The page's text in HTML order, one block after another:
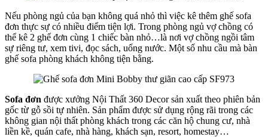
Nếu phòng ngủ của bạn không quá nhỏ thì việc kê thêm ghế sofa
đơn thực sự có nhiều điểm tiện lợi. Trong phòng ngủ vợ chồng có
thể kê 2 ghế đơn cùng 1 chiếc bàn nhỏ…là nơi vợ chồng ngồi tâm
sự riêng tư, xem tivi, đọc sách, uống nước. Một số nhu cầu mà bàn
ghế sofa phòng khách không tiện bằng.
Sofa đơn được xưởng Nội Thất 360 Decor sản xuất theo phiên bản
gốc từ gỗ sồi tự nhiên. Sản phẩm được sử dụng rộng rãi trong các
không gian nội thất phòng khách trong các căn hộ chung cư, nhà
liền kề, quán cafe, nhà hàng, khách sạn, resort, homestay…